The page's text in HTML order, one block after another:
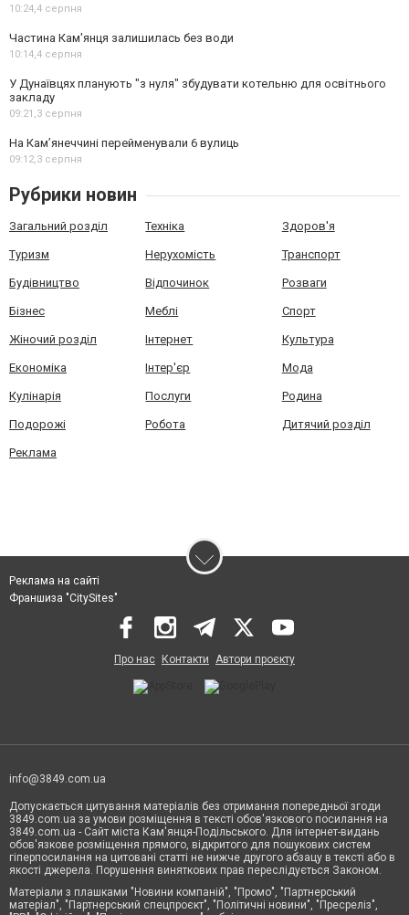
10:24,4 серпня
Частина Кам'янця залишилась без води
10:14,4 серпня
У Дунаївцях планують "з нуля" збудувати котельню для освітнього
закладу
09:21,3 серпня
На Камʼянеччині перейменували 6 вулиць
09:12,3 серпня
Рубрики новин
Загальний розділ Техніка Здоров'я
Туризм Нерухомість Транспорт
Будівництво Відпочинок Розваги
Бізнес Меблі Спорт
Жіночий розділ Інтернет Культура
Економіка Інтер'єр Мода
Кулінарія Послуги Родина
Подорожі Робота Дитячий розділ
Реклама
Реклама на сайті
Франшиза "CitySites"
Про нас Контакти Автори проєкту
info@3849.com.ua
Допускається цитування матеріалів без отримання попередньої згоди
3849.com.ua за умови розміщення в тексті обов'язкового посилання на
3849.com.ua - Сайт міста Кам'янця-Подільського. Для інтернет-видань
обов'язкове розміщення прямого, відкритого для пошукових систем
гіперпосилання на цитовані статті не нижче другого абзацу в тексті або в
якості джерела. Порушення виняткових прав переслідується Законом.
Матеріали з плашками "Новини компаній", "Промо", "Партнерський
матеріал", "Партнерський спецпроєкт", "Політичні новини", "Пресреліз",